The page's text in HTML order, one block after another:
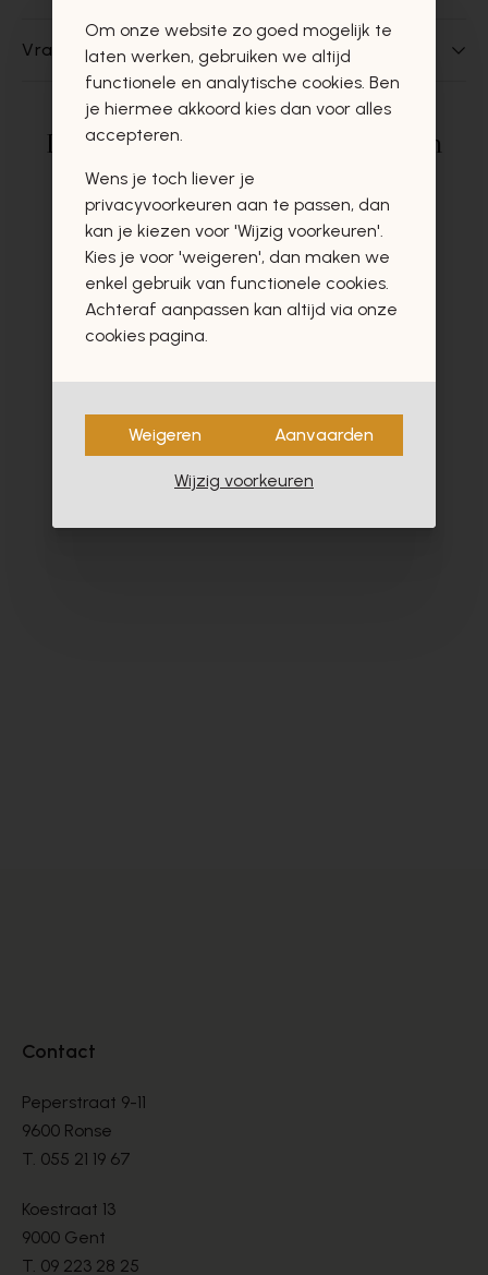
Vragen over dit product?
Deze producten zullen u zeker en
vast ook interesseren
- 40%
Contact
Peperstraat 9-11
9600 Ronse
T. 055 21 19 67
Koestraat 13
9000 Gent
T. 09 223 28 25
Om onze website zo goed mogelijk te
laten werken, gebruiken we altijd
functionele en analytische cookies. Ben
je hiermee akkoord kies dan voor alles
accepteren.
Wens je toch liever je
privacyvoorkeuren aan te passen, dan
kan je kiezen voor 'Wijzig voorkeuren'.
Kies je voor 'weigeren', dan maken we
enkel gebruik van functionele cookies.
Achteraf aanpassen kan altijd via onze
cookies pagina.
Weigeren Aanvaarden
Wijzig voorkeuren